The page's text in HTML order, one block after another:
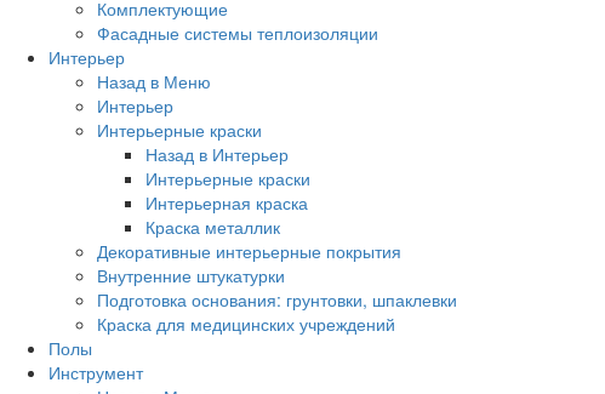
Комплектующие
Фасадные системы теплоизоляции
Интерьер
Назад в Меню
Интерьер
Интерьерные краски
Назад в Интерьер
Интерьерные краски
Интерьерная краска
Краска металлик
Декоративные интерьерные покрытия
Внутренние штукатурки
Подготовка основания: грунтовки, шпаклевки
Краска для медицинских учреждений
Полы
Инструмент